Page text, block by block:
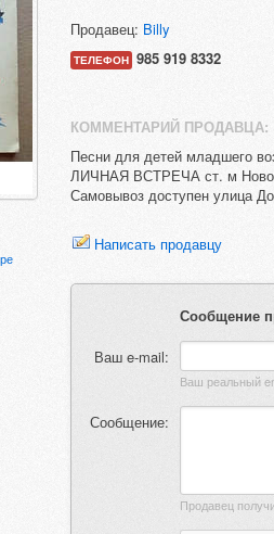
Продавец: Billy
ТЕЛЕФОН 985 919 8332
КОММЕНТАРИЙ ПРОДАВЦА:
Песни для детей младшего
ЛИЧНАЯ ВСТРЕЧА ст. м
Самовывоз доступен улица
Написать продавцу
Сообщение
Ваш e-mail:
Сообщение: